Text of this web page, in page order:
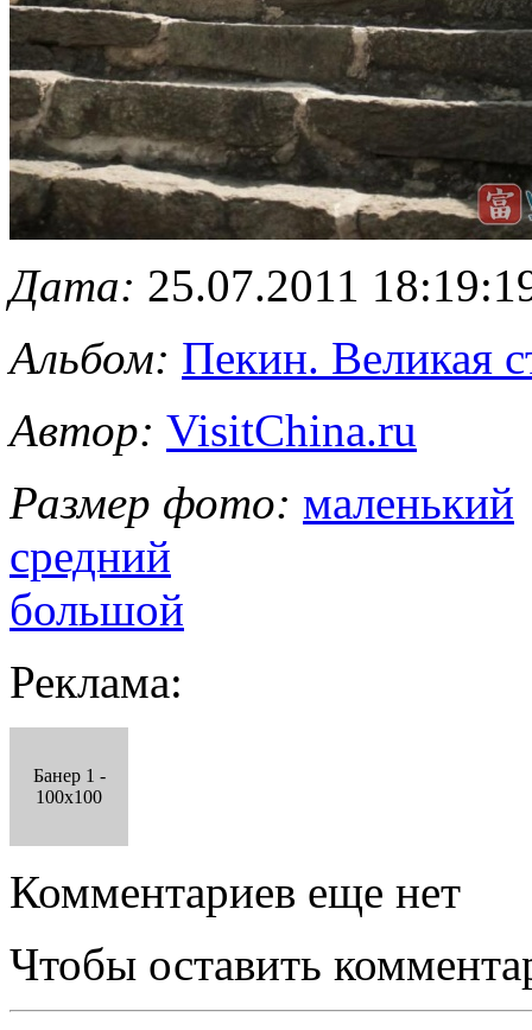
Дата: 25.07.2011
Альбом: Пекин. Великая
Автор: VisitChina.ru
Размер фото: маленький
средний
большой
Реклама:
Банер 1 -
100x100
Комментариев еще нет
Чтобы оставить